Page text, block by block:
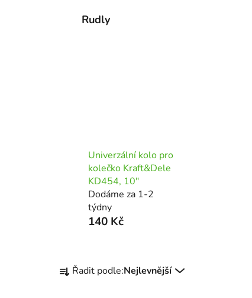
Rudly
Univerzální kolo pro
kolečko Kraft&Dele
KD454, 10"
Dodáme za 1-2
týdny
140 Kč
a Řadit podle:Nejlevnější